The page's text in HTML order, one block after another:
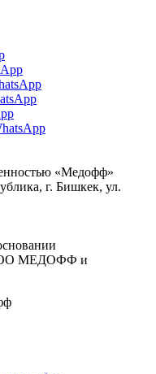
«Медофф»
г. Бишкек, ул.
МЕДОФФ и